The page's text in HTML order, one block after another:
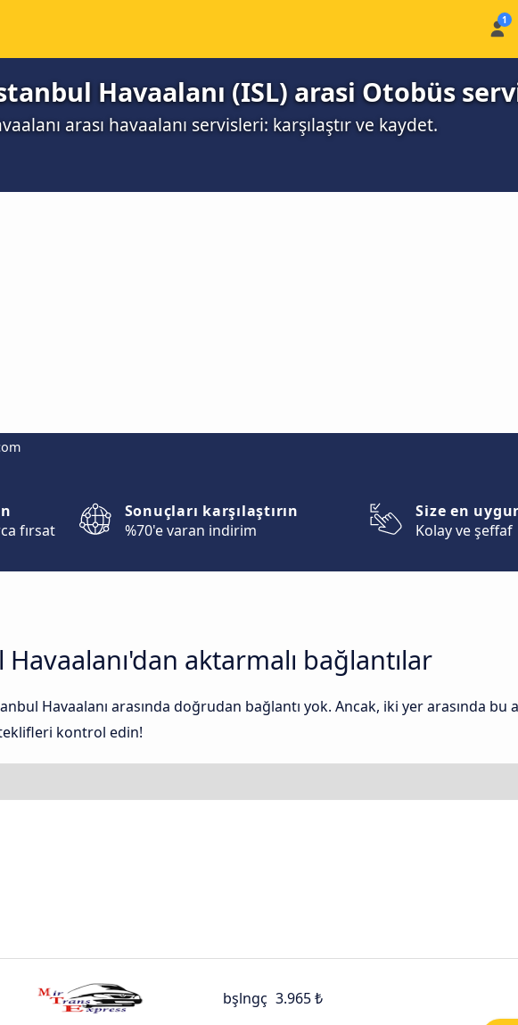
Havaalanı (ISL) arasi Otobüs
arası havaalanı servisleri: karşılaştır ve kaydet.
fırsat
Sonuçları karşılaştırın
%70'e varan indirim
Size en
Kolay ve şeffaf
aktarmalı bağlantılar
Havaalanı arasında doğrudan bağlantı yok. Ancak, iki yer arasında bu
teklifleri kontrol edin!
bşlngç 3.965 ₺